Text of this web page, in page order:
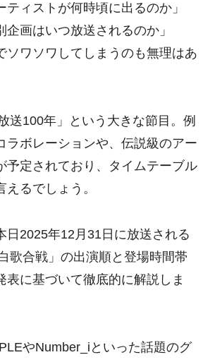
ティストが何時頃に出るのか」
企画はいつ放送されるのか」
ソワソワしてしまうのも無理はあ
送100年」という大きな節目。例
ラボレーションや、伝説級のアー
予定されており、タイムテーブル
るでしょう。
日2025年12月31日に放送される
歌合戦」の出演順と登場時間帯
表に基づいて徹底的に解説しま
やNumber_iといった話題のグ